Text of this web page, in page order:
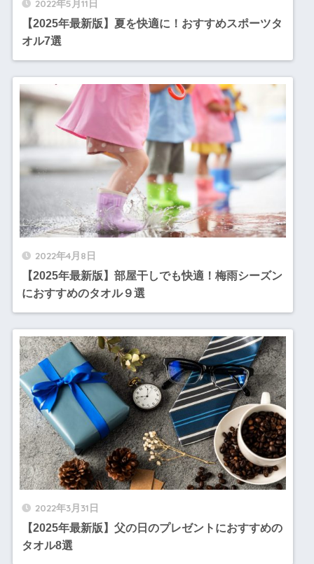
2022年5月11日
【2025年最新版】夏を快適に！おすすめスポーツタ
オル7選
2022年4月8日
【2025年最新版】部屋干しでも快適！梅雨シーズン
におすすめのタオル９選
2022年3月31日
【2025年最新版】父の日のプレゼントにおすすめの
タオル8選